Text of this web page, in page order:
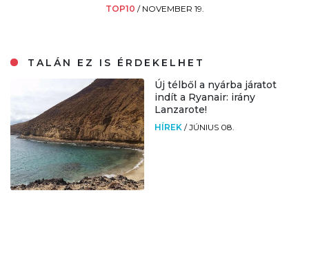
TOP10 / NOVEMBER 19.
TALÁN EZ IS ÉRDEKELHET
Új télből a nyárba járatot
indít a Ryanair: irány
Lanzarote!
HÍREK /JÚNIUS 08.